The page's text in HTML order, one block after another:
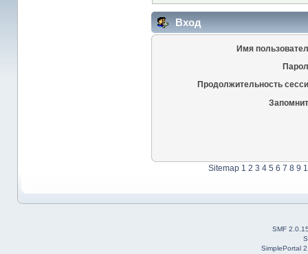
Вход
Имя
Продолжительность
Sitemap 1 2 3 4 5 6 7 8 9
SMF
SimplePortal